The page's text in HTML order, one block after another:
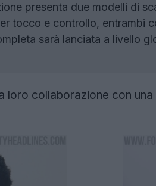
presenta due modelli di
tocco e controllo, entrambi
sarà lanciata a livello
loro collaborazione con